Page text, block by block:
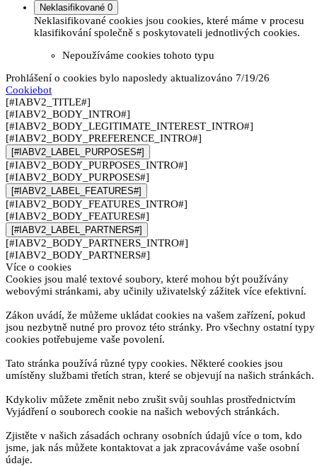
Neklasifikované 0
Neklasifikované cookies jsou cookies, které máme v procesu
klasifikování společně s poskytovateli jednotlivých cookies.
Nepoužíváme cookies tohoto typu
Prohlášení o cookies bylo naposledy aktualizováno 7/19/26
Cookiebot
[#IABV2_TITLE#]
[#IABV2_BODY_INTRO#]
[#IABV2_BODY_LEGITIMATE_INTEREST_INTRO#]
[#IABV2_BODY_PREFERENCE_INTRO#]
[#IABV2_LABEL_PURPOSES#]
[#IABV2_BODY_PURPOSES_INTRO#]
[#IABV2_BODY_PURPOSES#]
[#IABV2_LABEL_FEATURES#]
[#IABV2_BODY_FEATURES_INTRO#]
[#IABV2_BODY_FEATURES#]
[#IABV2_LABEL_PARTNERS#]
[#IABV2_BODY_PARTNERS_INTRO#]
[#IABV2_BODY_PARTNERS#]
Více o cookies
Cookies jsou malé textové soubory, které mohou být používány
webovými stránkami, aby učinily uživatelský zážitek více efektivní.
Zákon uvádí, že můžeme ukládat cookies na vašem zařízení, pokud
jsou nezbytně nutné pro provoz této stránky. Pro všechny ostatní typy
cookies potřebujeme vaše povolení.
Tato stránka používá různé typy cookies. Některé cookies jsou
umístěny službami třetích stran, které se objevují na našich stránkách.
Kdykoliv můžete změnit nebo zrušit svůj souhlas prostřednictvím
Vyjádření o souborech cookie na našich webových stránkách.
Zjistěte v našich zásadách ochrany osobních údajů více o tom, kdo
jsme, jak nás můžete kontaktovat a jak zpracováváme vaše osobní
údaje.